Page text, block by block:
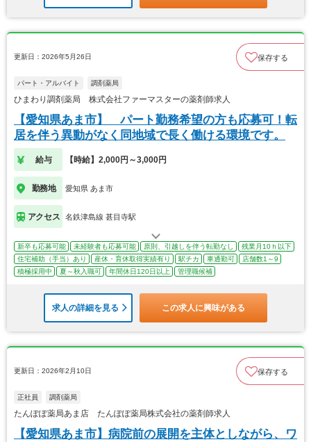
更新日：2026年5月26日 保存する
パート・アルバイト 調剤薬局
ひまわり調剤薬局 株式会社ファーマスターの薬剤師求人
【愛知県あま市】 パート勤務希望の方も応募可！転
居を伴う異動がなく同地域で長く働ける環境です。
給与 【時給】2,000円～3,000円
勤務地 愛知県 あま市
アクセス 名鉄津島線 甚目寺駅
新卒も応募可能 未経験者も応募可能 原則、引越しを伴う転勤なし
残業月10ｈ以下
住宅補助（手当）あり
産休・育休取得実績有り 駅チカ 車通勤可
店舗数1～9
積極採用中
夏～秋入職可 年間休日120日以上 管理職候補
求人の詳細を見る この求人に興味がある
更新日：2026年2月10日 保存する
正社員 調剤薬局
たんぽぽ薬局あま店 たんぽぽ薬局株式会社の薬剤師求人
【愛知県あま市】病院前の展開を主体としながら、ワ